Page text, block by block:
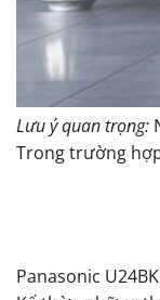
Lưu ý quan trọng:
Trong trường
Panasonic